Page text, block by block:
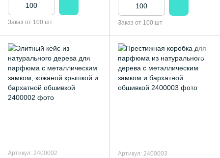
Заказ от 100 шт
бархатной обшивкой
Заказ от 100 шт
Артикул: 2400002 Артикул: 2400003